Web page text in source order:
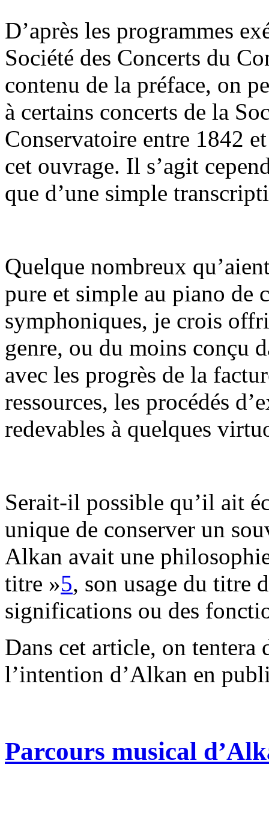
D’après les programmes
Société des Concerts du
contenu de la préface, on
à certains concerts de la
Conservatoire entre 1842
cet ouvrage. Il s’agit
que d’une simple
Quelque nombreux
pure et simple au piano de
symphoniques, je crois
genre, ou du moins conçu
avec les progrès de la
ressources, les procédés
redevables à quelques
Serait-il possible qu’il ait
unique de conserver un
Alkan avait une
titre »5, son usage du titre
significations ou des
Dans cet article, on tentera
l’intention d’Alkan en
Parcours musical